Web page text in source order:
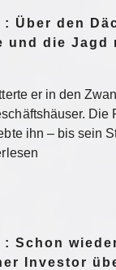
: Über den
und die Jagd
er in den
Die
ihn – bis sein
: Schon
Investor